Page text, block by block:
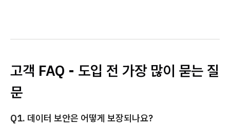
고객 FAQ - 도입 전 가장 많이 묻는 질
문
Q1. 데이터 보안은 어떻게 보장되나요?